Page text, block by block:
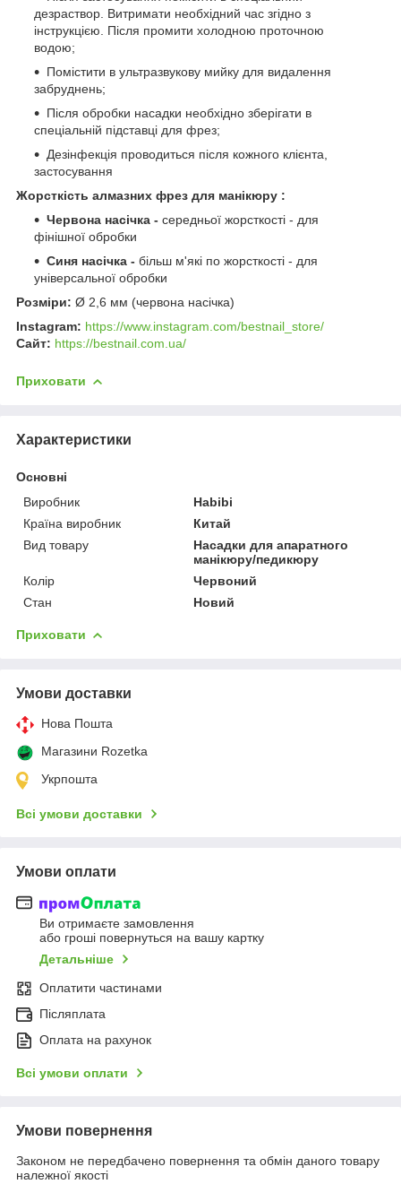
дезраствор. Витримати необхідний час згідно з
інструкцією. Після промити холодною проточною
водою;
Помістити в ультразвукову мийку для видалення
забруднень;
Після обробки насадки необхідно зберігати в
спеціальній підставці для фрез;
Дезінфекція проводиться після кожного клієнта,
застосування
Жорсткість алмазних фрез для манікюру :
Червона насічка - середньої жорсткості - для
фінішної обробки
Синя насічка - більш м'які по жорсткості - для
універсальної обробки
Розміри: Ø 2,6 мм (червона насічка)
Instagram: https://www.instagram.com/bestnail_store/
Сайт: https://bestnail.com.ua/
Приховати
Характеристики
Основні
Виробник
Habibi
Країна виробник
Китай
Вид товару
Насадки для апаратного
манікюру/педикюру
Колір
Червоний
Стан
Новий
Приховати
Умови доставки
Нова Пошта
Магазини Rozetka
Укрпошта
Всі умови доставки
Умови оплати
Ви отримаєте замовлення
або гроші повернуться на вашу картку
Детальніше
Оплатити частинами
Післяплата
Оплата на рахунок
Всі умови оплати
Умови повернення
Законом не передбачено повернення та обмін даного товару
належної якості